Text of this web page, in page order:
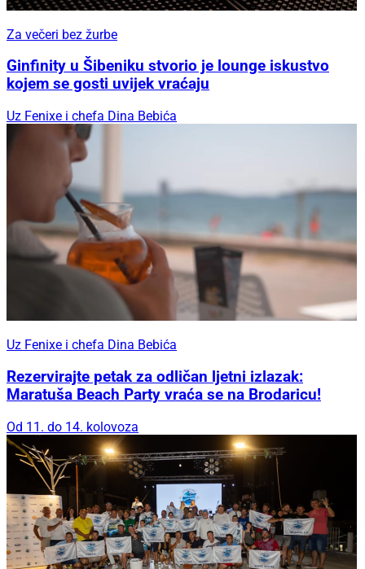
Za večeri bez žurbe
Ginfinity u Šibeniku stvorio je lounge iskustvo
kojem se gosti uvijek vraćaju
Uz Fenixe i chefa Dina Bebića
Uz Fenixe i chefa Dina Bebića
Rezervirajte petak za odličan ljetni izlazak:
Maratuša Beach Party vraća se na Brodaricu!
Od 11. do 14. kolovoza